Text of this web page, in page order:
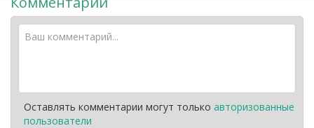
Оставлять комментарии могут только авторизованные
пользователи